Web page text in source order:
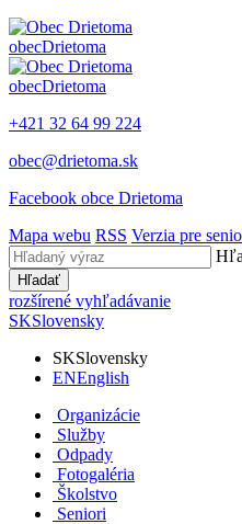
obecDrietoma
obecDrietoma
+421 32 64 99 224
obec@drietoma.sk
Facebook obce Drietoma
Mapa webu RSS Verzia pre
Hľadať
rozšírené vyhľadávanie
SKSlovensky
SKSlovensky
ENEnglish
Organizácie
Služby
Odpady
Fotogaléria
Školstvo
Seniori